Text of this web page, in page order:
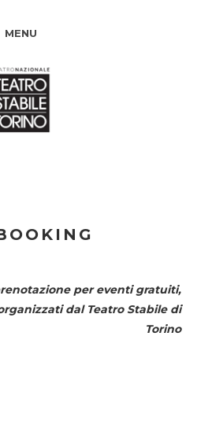
MENU
per eventi gratuiti,
dal Teatro Stabile di
Torino